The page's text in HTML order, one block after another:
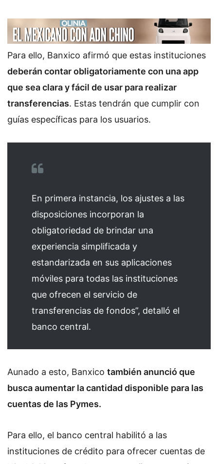
Para ello, Banxico afirmó que estas instituciones
deberán contar obligatoriamente con una app
que sea clara y fácil de usar para realizar
transferencias. Estas tendrán que cumplir con
guías específicas para los usuarios.
En primera instancia, los ajustes a las
disposiciones incorporan la
obligatoriedad de brindar una
experiencia simplificada y
estandarizada en sus aplicaciones
móviles para todas las instituciones
que ofrecen el servicio de
transferencias de fondos”, detalló el
banco central.
Aunado a esto, Banxico también anunció que
busca aumentar la cantidad disponible para las
cuentas de las Pymes.
Para ello, el banco central habilitó a las
instituciones de crédito para ofrecer cuentas de